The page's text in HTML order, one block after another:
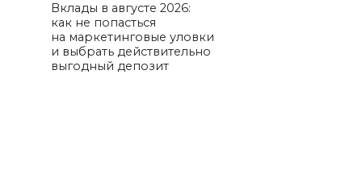
Вклады в августе 2026:
как не попасться
на маркетинговые уловки
и выбрать действительно
выгодный депозит